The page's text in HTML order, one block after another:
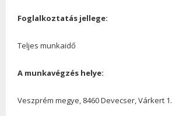
Foglalkoztatás jellege:
Teljes munkaidő
A munkavégzés helye:
Veszprém megye, 8460 Devecser, Várkert 1.